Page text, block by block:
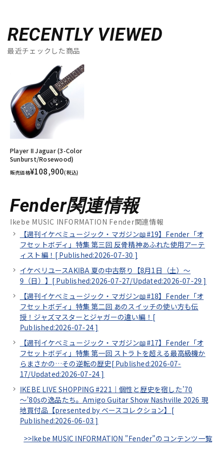
RECENTLY VIEWED
最近チェックした商品
Player II Jaguar (3-Color
Sunburst/Rosewood)
販売価格¥108,900(税込)
Fender関連情報
Ikebe MUSIC INFORMATION Fender関連情報
【週刊イケベミュージック・マガジン📖#19】Fender「オ
フセットボディ」特集 第三回 反骨精神あふれた使用アーテ
ィスト編！[ Published:2026-07-30 ]
イケベリユースAKIBA 夏の中古祭り【8月1日（土）～
9（日）】[ Published:2026-07-27/Updated:2026-07-29 ]
【週刊イケベミュージック・マガジン📖#18】Fender「オ
フセットボディ」特集 第二回 あのスイッチの使い方も伝
授！ジャズマスターとジャガーの違い編！[
Published:2026-07-24 ]
【週刊イケベミュージック・マガジン📖#17】Fender「オ
フセットボディ」特集 第一回 ストラトを超える最高級機か
らまさかの…その逆転の歴史[ Published:2026-07-
17/Updated:2026-07-24 ]
IKEBE LIVE SHOPPING #221｜個性と歴史を宿した’70
～’80sの逸品たち。Amigo Guitar Show Nashville 2026 現
地買付品【presented by ベースコレクション】[
Published:2026-06-03 ]
>>Ikebe MUSIC INFORMATION "Fender"のコンテンツ一覧